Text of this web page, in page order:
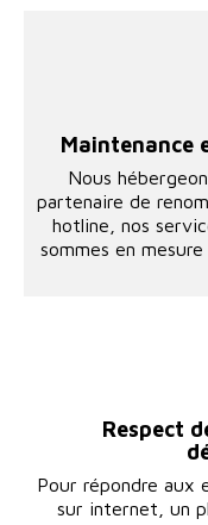
Maintenance
Nous
partenaire de
hotline, nos
sommes en
Respect
Pour répondre aux
sur internet, un